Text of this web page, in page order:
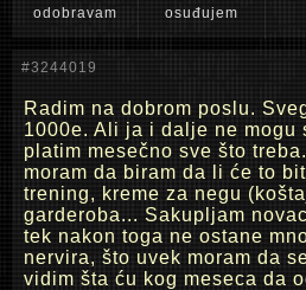
odobravam osuđujem
#3244019
Radim na dobrom poslu.
1000e. Ali ja i dalje ne mogu
platim mesečno sve što
moram da biram da li će to
trening, kreme za negu
garderoba... Sakupljam
tek nakon toga ne ostane
nervira, što uvek moram da
vidim šta ću kog meseca da